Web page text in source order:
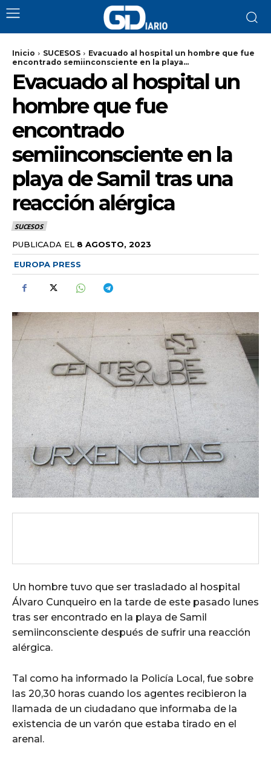
Inicio SUCESOS
Evacuado al hospital un hombre que fue
encontrado semiinconsciente en la playa...
Evacuado al hospital un
hombre que fue
encontrado
semiinconsciente en la
playa de Samil tras una
reacción alérgica
SUCESOS
PUBLICADA EL 8 AGOSTO, 2023
EUROPA PRESS
Un hombre tuvo que ser trasladado al hospital
Álvaro Cunqueiro en la tarde de este pasado lunes
tras ser encontrado en la playa de Samil
semiinconsciente después de sufrir una reacción
alérgica.
Tal como ha informado la Policía Local, fue sobre
las 20,30 horas cuando los agentes recibieron la
llamada de un ciudadano que informaba de la
existencia de un varón que estaba tirado en el
arenal.